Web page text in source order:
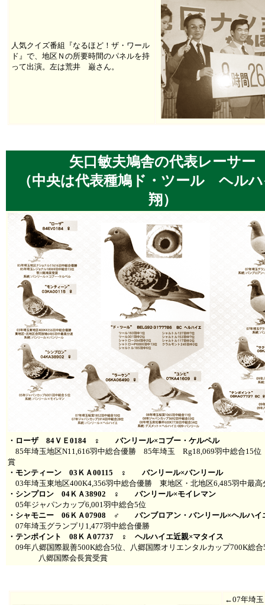
人気クイズ番組『なるほど！ザ・ワール
ド』で、地区Ｎの所要時間のパネルを持
って出演。左は荒井 巌さん。
矢口敏夫鳩舎の代表レーサー
（中央は代表種鳩ド・ツール ヘル
翔）
・ローザ 84ＶＥ0184 ♀ バンリール×コブー・ケルペル
85年埼玉地区N11,616羽中総合優勝 85年埼玉 Rg18,069羽中総合15
賞
・モンティーン 03ＫＡ00115 ♀ バンリール×バンリール
03年埼玉東地区400K4,356羽中総合優勝 東地区・北地区6,485羽中最高
・シンプロン 04ＫＡ38902 ♀ バンリール×モイレマン
05年ジャパンカップ6,001羽中総合5位
・シャモニー 06ＫＡ07908 ♂ バンブロアン・バンリール×ヘルハイ
07年埼玉グランプリ1,477羽中総合優勝
・テンポイント 08ＫＡ07737 ♀ ヘルハイエ近親×マタイス
09年八郷国際親善500K総合5位、八郷国際オリエンタルカップ700K総合
八郷国際会長賞受賞
←07年埼玉